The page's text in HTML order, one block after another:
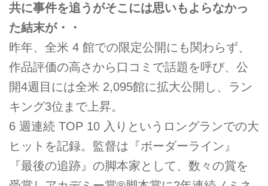
共に事件を追うがそこには思いもよらなかっ
た結末が・・
昨年、全米 4 館での限定公開にも関わらず、
作品評価の高さから口コミで話題を呼び、公
開4週目には全米 2,095館に拡大公開し、ラン
キング3位まで上昇。
6 週連続 TOP 10 入りというロングランでの大
ヒットを記録。監督は『ボーダーライン』
『最後の追跡』の脚本家として、数々の賞を